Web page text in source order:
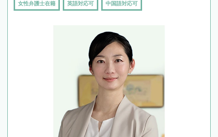
女性弁護士在籍 英語対応可 中国語対応可